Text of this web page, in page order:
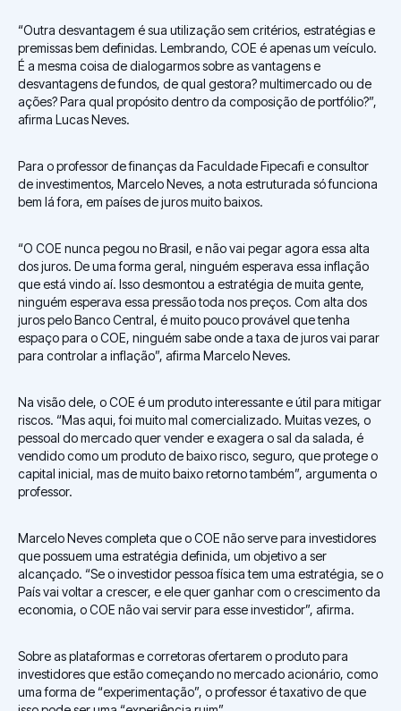
“Outra desvantagem é sua utilização sem critérios, estratégias e
premissas bem definidas. Lembrando, COE é apenas um veículo.
É a mesma coisa de dialogarmos sobre as vantagens e
desvantagens de fundos, de qual gestora? multimercado ou de
ações? Para qual propósito dentro da composição de portfólio?”,
afirma Lucas Neves.
Para o professor de finanças da Faculdade Fipecafi e consultor
de investimentos, Marcelo Neves, a nota estruturada só funciona
bem lá fora, em países de juros muito baixos.
“O COE nunca pegou no Brasil, e não vai pegar agora essa alta
dos juros. De uma forma geral, ninguém esperava essa inflação
que está vindo aí. Isso desmontou a estratégia de muita gente,
ninguém esperava essa pressão toda nos preços. Com alta dos
juros pelo Banco Central, é muito pouco provável que tenha
espaço para o COE, ninguém sabe onde a taxa de juros vai parar
para controlar a inflação”, afirma Marcelo Neves.
Na visão dele, o COE é um produto interessante e útil para mitigar
riscos. “Mas aqui, foi muito mal comercializado. Muitas vezes, o
pessoal do mercado quer vender e exagera o sal da salada, é
vendido como um produto de baixo risco, seguro, que protege o
capital inicial, mas de muito baixo retorno também”, argumenta o
professor.
Marcelo Neves completa que o COE não serve para investidores
que possuem uma estratégia definida, um objetivo a ser
alcançado. “Se o investidor pessoa física tem uma estratégia, se o
País vai voltar a crescer, e ele quer ganhar com o crescimento da
economia, o COE não vai servir para esse investidor”, afirma.
Sobre as plataformas e corretoras ofertarem o produto para
investidores que estão começando no mercado acionário, como
uma forma de “experimentação”, o professor é taxativo de que